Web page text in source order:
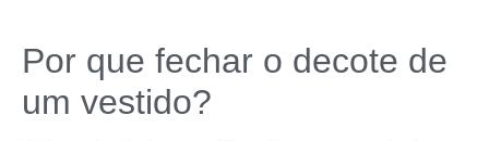
Por que fechar o decote de
um vestido?